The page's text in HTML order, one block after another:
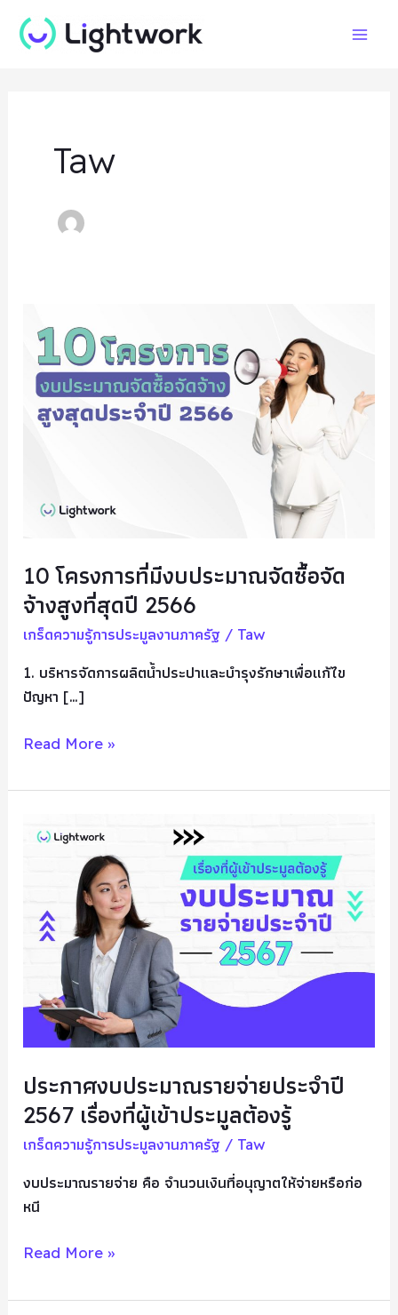
Taw
10 โครงการที่มีงบประมาณจัดซื้อจัด
จ้างสูงที่สุดปี 2566
เกร็ดความรู้การประมูลงานภาครัฐ / Taw
1. บริหารจัดการผลิตน้ำประปาและบำรุงรักษาเพื่อแก้ไข
ปัญหา […]
โครงการ
งบ
จัด
ที่สุด
ปี
2566
Read More »
ประกาศงบประมาณรายจ่ายประจำปี
2567 เรื่องที่ผู้เข้าประมูลต้องรู้
เกร็ดความรู้การประมูลงานภาครัฐ / Taw
งบประมาณรายจ่าย คือ จำนวนเงินที่อนุญาตให้จ่ายหรือก่อ
หนี
งบ
จ่าย
ประจำ
2567
เรื่อง
เข้า
ประมูล
ต้อง
Read More »
pagination